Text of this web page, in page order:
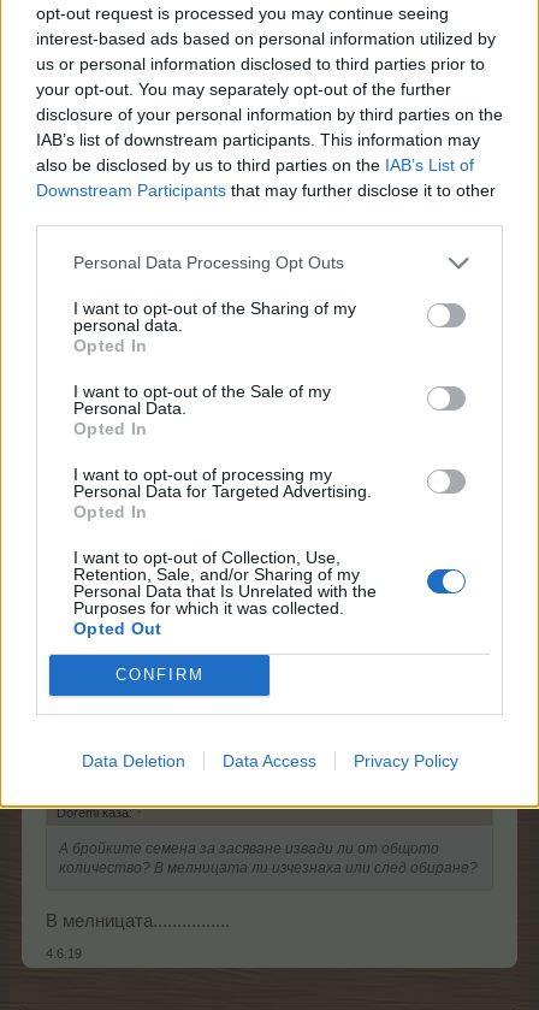
opt-out request is processed you may continue seeing
interest-based ads based on personal information utilized by
us or personal information disclosed to third parties prior to
your opt-out. You may separately opt-out of the further
disclosure of your personal information by third parties on the
IAB’s list of downstream participants. This information may
also be disclosed by us to third parties on the IAB’s List of
Downstream Participants that may further disclose it to other
Personal Data Processing Opt Outs
I want to opt-out of the Sharing of my
personal data.
Opted In
I want to opt-out of the Sale of my
Personal Data.
Opted In
I want to opt-out of processing my
Personal Data for Targeted Advertising.
Opted In
I want to opt-out of Collection, Use,
Retention, Sale, and/or Sharing of my
Personal Data that Is Unrelated with the
Purposes for which it was collected.
Opted Out
CONFIRM
Data Deletion Data Access Privacy Policy
За 6 игри трябваха - 1350 сини и 930 кафяви. Имах 1150
сини и засадих 50 полета със зелена тор за да направя
бройките, с чатни бях, което прави 200 сини, колкото ми
трябваха и при меленето пак изчезнаха бройките!!!!!!! За
60-70 сини пак не видях Папата..........
Click to expand...
А бройките семена за засяване извади ли от общото
количество? В мелницата ли изчезнаха или след
обиране?
4.6.19
fermer4etoo1970
Адмирал
Doremi каза:↑
А бройките семена за засяване извади ли от общото
От 1150 е засадила 50, т.е. са останали 1100 + 200 от
игри... Нищо не е изчезнало, грешно е смятала.
4.6.19
kakata13харесва това.
Doremi каза:↑
А бройките семена за засяване извади ли от общото
количество? В мелницата ли изчезнаха или след обиране?
В мелницата................
4.6.19